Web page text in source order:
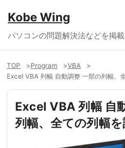
Kobe Wing
パソコンの問題解決法などを掲載
TOP Program
VBA
Excel VBA 列幅 自動調整 一部の列幅、
Excel VBA 列幅 自
列幅、全ての列幅